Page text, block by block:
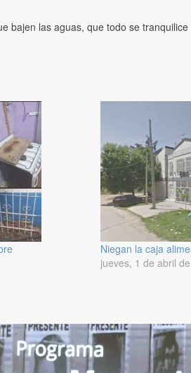
bajen las aguas, que todo se
Niegan la caja
jueves, 1 de abril